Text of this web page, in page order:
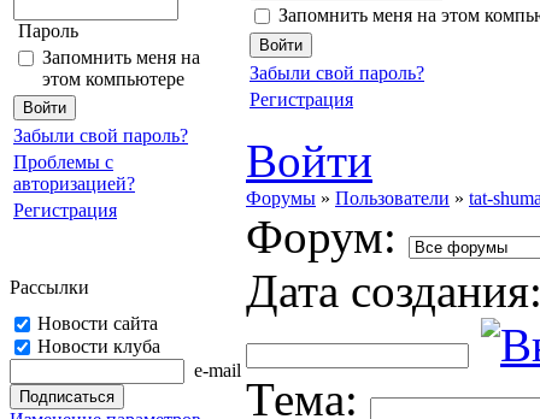
Пароль
Запомнить меня на
этом компьютере
Забыли свой пароль?
Проблемы с
авторизацией?
Регистрация
Рассылки
Новости сайта
Новости клуба
e-mail
Запомнить меня на этом
Забыли свой пароль?
Регистрация
Войти
Форумы » Пользователи » tat-
Форум:
Дата
Тема: